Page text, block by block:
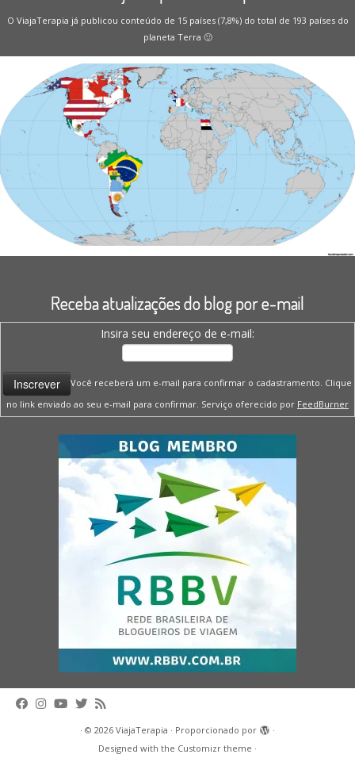
O ViajaTerapia já publicou conteúdo de 15 países (7,8%) do total de 193 países do
planeta Terra 🙂
Receba atualizações do blog por e-mail
Insira seu endereço de e-mail:
Você receberá um e-mail para confirmar o cadastramento. Clique
no link enviado ao seu e-mail para confirmar. Serviço oferecido por FeedBurner
· © 2026 ViajaTerapia · Proporcionado por
·
Designed with the Customizr theme ·